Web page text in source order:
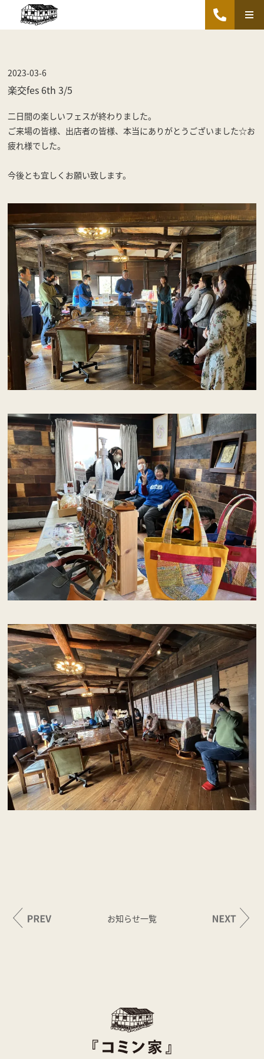
2023-03-6
楽交fes 6th 3/5
二日間の楽しいフェスが終わりました。
ご来場の皆様、出店者の皆様、本当にありがとうございました☆お
疲れ様でした。
今後とも宜しくお願い致します。
お知らせ一覧